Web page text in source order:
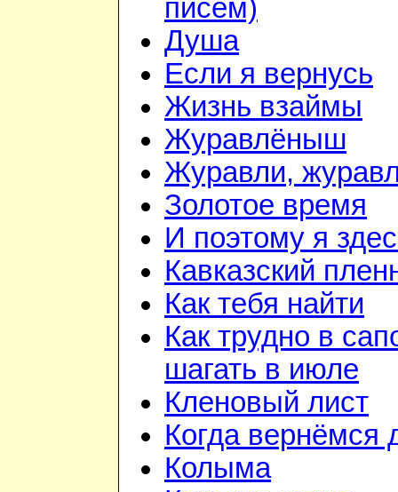
писем)
Душа
Если я вернусь
Жизнь взаймы
Журавлёныш
Журавли,
Золотое время
И поэтому я
Кавказский
Как тебя найти
Как трудно в
шагать в июле
Кленовый лист
Когда вернёмся
Колыма